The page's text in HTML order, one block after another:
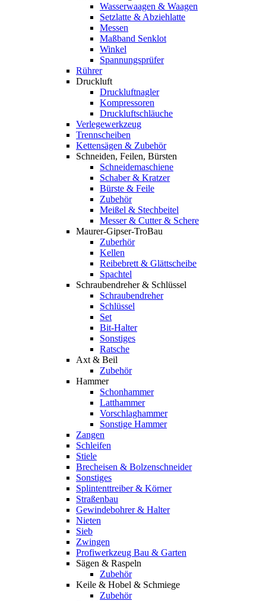
Wasserwaagen & Waagen
Setzlatte & Abziehlatte
Messen
Maßband Senklot
Winkel
Spannungsprüfer
Rührer
Druckluft
Druckluftnagler
Kompressoren
Druckluftschläuche
Verlegewerkzeug
Trennscheiben
Kettensägen & Zubehör
Schneiden, Feilen, Bürsten
Schneidemaschiene
Schaber & Kratzer
Bürste & Feile
Zubehör
Meißel & Stechbeitel
Messer & Cutter & Schere
Maurer-Gipser-TroBau
Zuberhör
Kellen
Reibebrett & Glättscheibe
Spachtel
Schraubendreher & Schlüssel
Schraubendreher
Schlüssel
Set
Bit-Halter
Sonstiges
Ratsche
Axt & Beil
Zubehör
Hammer
Schonhammer
Latthammer
Vorschlaghammer
Sonstige Hammer
Zangen
Schleifen
Stiele
Brecheisen & Bolzenschneider
Sonstiges
Splintenttreiber & Körner
Straßenbau
Gewindebohrer & Halter
Nieten
Sieb
Zwingen
Profiwerkzeug Bau & Garten
Sägen & Raspeln
Zubehör
Keile & Hobel & Schmiege
Zubehör